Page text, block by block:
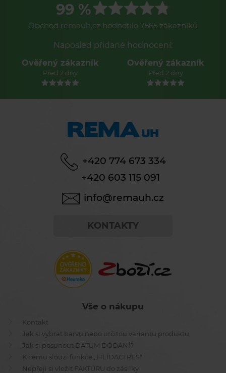
99 %
Obchod remauh.cz hodnotilo 7565 zákazníků
Naposled přidané hodnocení:
Ověřený zákazník
Před 2 dny
Ověřený zákazník
Před 2 dny
+420 774 673 334
+420 603 115 091
info@remauh.cz
KONTAKTY
Vše o nákupu
Kontakt
Jak si vybrat barvu nebo určitou variantu produktu
Jak si posunout DATUM DODÁNÍ?
K čemu slouží funkce ,,HLÍDACÍ PES"
Nepřeji si vložit FAKTURU do zásilky